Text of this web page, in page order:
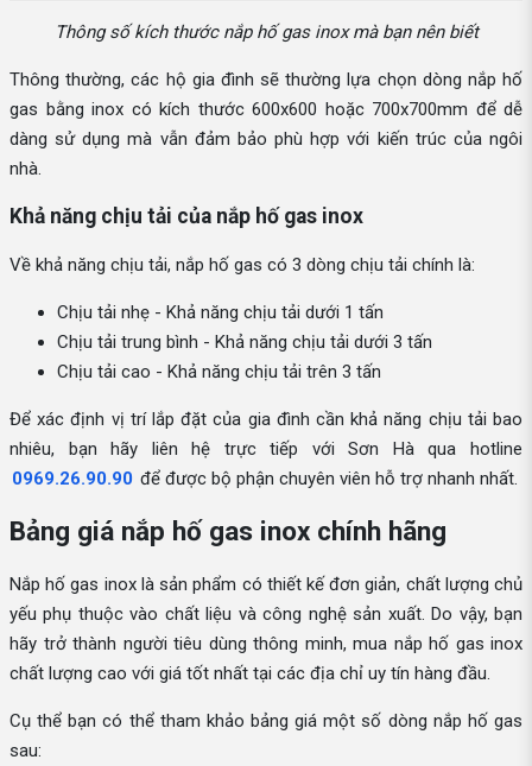
Thông số kích thước nắp hố gas inox mà bạn nên biết
Thông thường, các hộ gia đình sẽ thường lựa chọn dòng nắp hố
gas bằng inox có kích thước 600x600 hoặc 700x700mm để dễ
dàng sử dụng mà vẫn đảm bảo phù hợp với kiến trúc của ngôi
nhà.
Khả năng chịu tải của nắp hố gas inox
Về khả năng chịu tải, nắp hố gas có 3 dòng chịu tải chính là:
Chịu tải nhẹ - Khả năng chịu tải dưới 1 tấn
Chịu tải trung bình - Khả năng chịu tải dưới 3 tấn
Chịu tải cao - Khả năng chịu tải trên 3 tấn
Để xác định vị trí lắp đặt của gia đình cần khả năng chịu tải bao
nhiêu, bạn hãy liên hệ trực tiếp với Sơn Hà qua hotline
0969.26.90.90 để được bộ phận chuyên viên hỗ trợ nhanh nhất.
Bảng giá nắp hố gas inox chính hãng
Nắp hố gas inox là sản phẩm có thiết kế đơn giản, chất lượng chủ
yếu phụ thuộc vào chất liệu và công nghệ sản xuất. Do vậy, bạn
hãy trở thành người tiêu dùng thông minh, mua nắp hố gas inox
chất lượng cao với giá tốt nhất tại các địa chỉ uy tín hàng đầu.
Cụ thể bạn có thể tham khảo bảng giá một số dòng nắp hố gas
sau: